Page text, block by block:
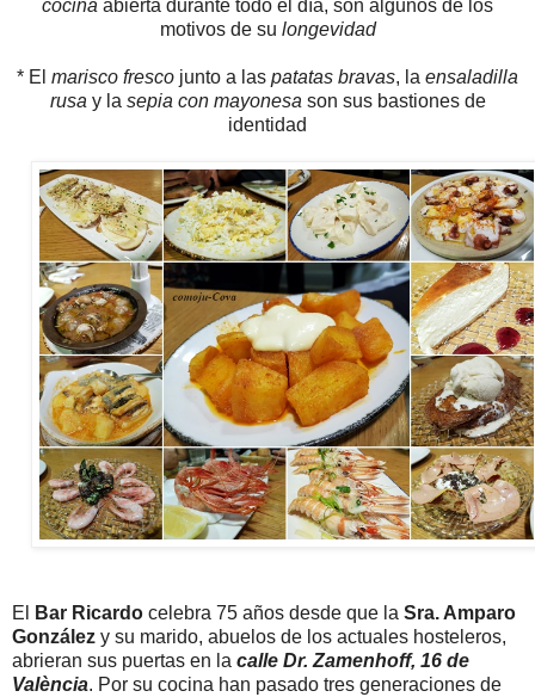
cocina abierta durante todo el día, son algunos de los
motivos de su longevidad
* El marisco fresco junto a las patatas bravas, la ensaladilla
rusa y la sepia con mayonesa son sus bastiones de
identidad
El Bar Ricardo celebra 75 años desde que la Sra. Amparo
González y su marido, abuelos de los actuales hosteleros,
abrieran sus puertas en la calle Dr. Zamenhoff, 16 de
València. Por su cocina han pasado tres generaciones de